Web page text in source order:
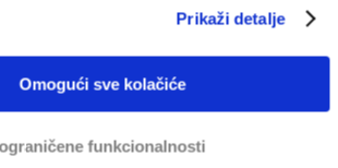
Prikaži detalje
Omogući sve kolačiće
ograničene funkcionalnosti
u Hrvatskoj